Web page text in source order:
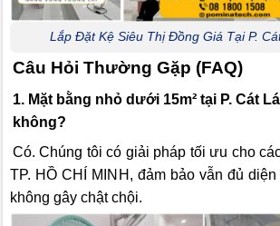
Lắp Đặt Kệ Siêu Thị Đồng Giá Tại P.
Câu Hỏi Thường Gặp (FAQ)
1. Mặt bằng nhỏ dưới 15m² tại P. Cát
không?
Có. Chúng tôi có giải pháp tối ưu cho
TP. HỒ CHÍ MINH, đảm bảo vẫn đủ
không gây chật chội.